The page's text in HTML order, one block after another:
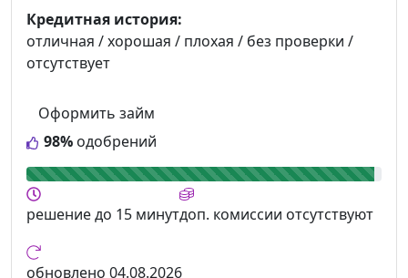
98% одобрений
Оформить займ
Кредитная история:
отличная / хорошая / плохая / без проверки /
отсутствует
решениедо 15 минутдоп. комиссии отсутствуют
обновлено 04.08.2026